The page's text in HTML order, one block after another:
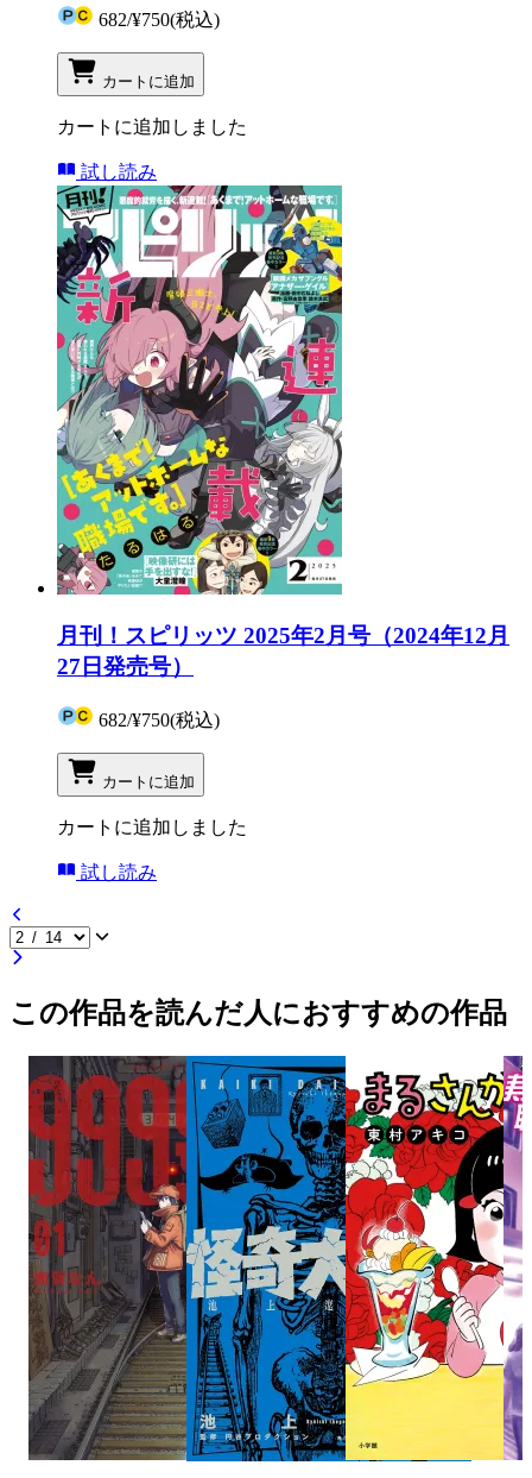
682/¥750(税込)
カートに追加
カートに追加しました
試し読み
月刊！スピリッツ 2025年2月号（2024年12月
27日発売号）
682/¥750(税込)
カートに追加
カートに追加しました
試し読み
この作品を読んだ人におすすめの作品